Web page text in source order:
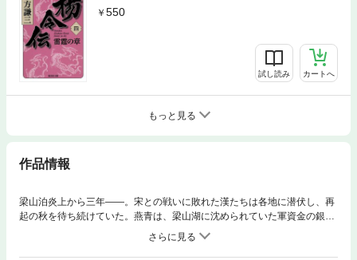
550
試し読み カートへ
もっと見る
作品情報
梁山泊炎上から三年――。宋との戦いに敗れた漢たちは各地に潜伏し、再
起の秋を待ち続けていた。燕青は、梁山湖に沈められていた軍資金の銀を
引き上げる。呼延灼、張青、史進は各地で流浪の軍を組織していた。青蓮
寺による残党狩りが熾烈を極めるなか、梁山泊軍には｢替天行道｣の旗を託